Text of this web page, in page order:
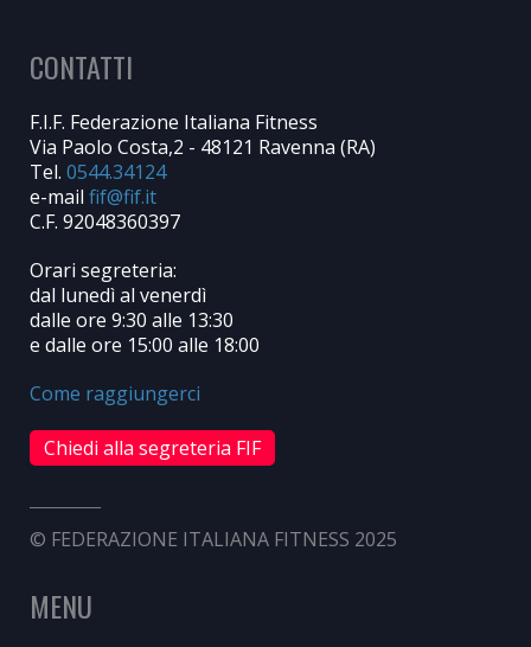
CONTATTI
F.I.F. Federazione Italiana Fitness
Via Paolo Costa,2 - 48121 Ravenna (RA)
Tel. 0544.34124
e-mail
C.F. 92048360397
Orari segreteria:
dal lunedì al venerdì
dalle ore 9:30 alle 13:30
e dalle ore 15:00 alle 18:00
Come raggiungerci
Chiedi alla segreteria FIF
© FEDERAZIONE ITALIANA FITNESS 2025
MENU